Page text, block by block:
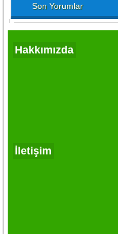
Son Yorumlar
Hakkımızda
İletişim